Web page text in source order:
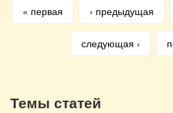
Страницы
« первая ‹ предыдущая
следующая ›
Темы статей